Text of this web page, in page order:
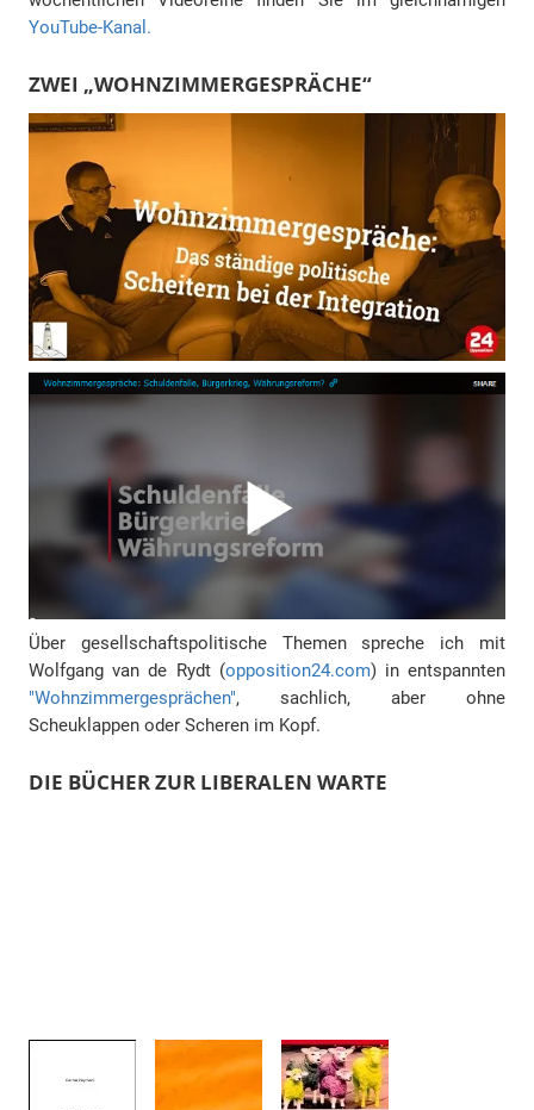
YouTube-Kanal.
ZWEI „WOHNZIMMERGESPRÄCHE“
Über gesellschaftspolitische Themen spreche ich mit
Wolfgang van de Rydt (opposition24.com) in entspannten
"Wohnzimmergesprächen", sachlich, aber ohne
Scheuklappen oder Scheren im Kopf.
DIE BÜCHER ZUR LIBERALEN WARTE